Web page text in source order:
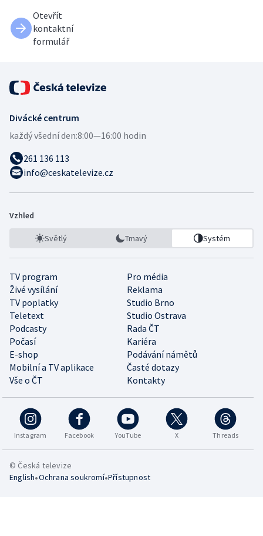
Otevřít
kontaktní
formulář
Divácké centrum
každý všední den:8:00—16:00 hodin
261 136 113
info@ceskatelevize.cz
Vzhled
Světlý Tmavý Systém
TV program
Pro média
Živé vysílání
Reklama
TV poplatky
Studio Brno
Teletext
Studio Ostrava
Podcasty
Rada ČT
Počasí
Kariéra
E-shop
Podávání námětů
Mobilní a TV aplikace
Časté dotazy
Vše o ČT
Kontakty
Instagram Facebook YouTube X Threads
© Česká televize
English•Ochrana soukromí•Přístupnost